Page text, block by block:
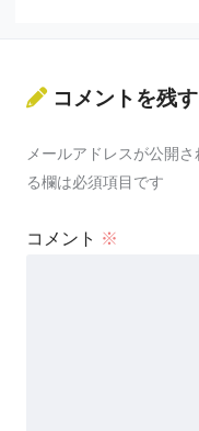
コメントを残す
メールアドレスが公開さ
る欄は必須項目です
コメント ※